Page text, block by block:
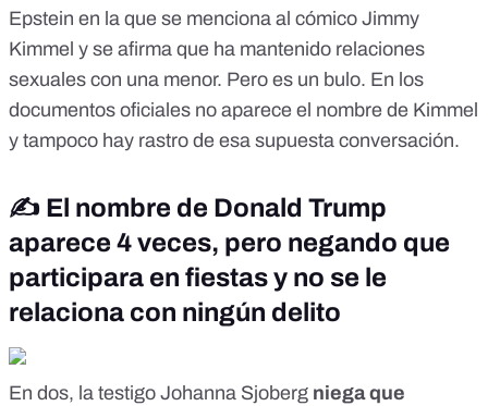
Epstein en la que se menciona al cómico Jimmy
Kimmel y se afirma que ha mantenido relaciones
sexuales con una menor. Pero es un bulo. En los
documentos oficiales no aparece el nombre de Kimmel
y tampoco hay rastro de esa supuesta conversación.
✍️ El nombre de Donald Trump
aparece 4 veces, pero negando que
participara en fiestas y no se le
relaciona con ningún delito
En dos, la testigo Johanna Sjoberg niega que